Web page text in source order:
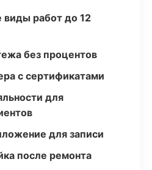
виды работ до 12
без процентов
с сертификатами
для
для записи
после ремонта